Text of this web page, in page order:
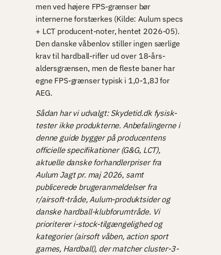
men ved højere FPS-grænser bør
internerne forstærkes (Kilde: Aulum specs
+ LCT producent-noter, hentet 2026-05).
Den danske våbenlov stiller ingen særlige
krav til hardball-rifler ud over 18-års-
aldersgrænsen, men de fleste baner har
egne FPS-grænser typisk i 1,0-1,8J for
AEG.
Sådan har vi udvalgt: Skydetid.dk fysisk-
tester ikke produkterne. Anbefalingerne i
denne guide bygger på producentens
officielle specifikationer (G&G, LCT),
aktuelle danske forhandlerpriser fra
Aulum Jagt pr. maj 2026, samt
publicerede brugeranmeldelser fra
r/airsoft-tråde, Aulum-produktsider og
danske hardball-klubforumtråde. Vi
prioriterer i-stock-tilgængelighed og
kategorier (airsoft våben, action sport
games, Hardball), der matcher cluster-3-